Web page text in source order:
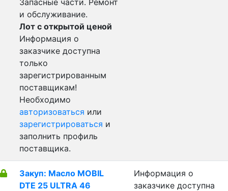
Запасные части. Ремонт
и обслуживание.
Лот с открытой ценой
Информация о
заказчике доступна
только
зарегистрированным
поставщикам!
Необходимо
авторизоваться или
зарегистрироваться и
заполнить профиль
поставщика.
Закуп: Масло MOBIL
DTE 25 ULTRA 46
Информация о
заказчике доступна